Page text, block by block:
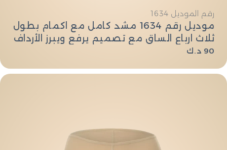
النوع:
رقم الموديل 1634
موديل رقم 1634 مشد كامل مع اكمام بطول
ثلاث ارباع الساق مع تصميم يرفع ويبرز الأرداف
السعر
90 د.ك